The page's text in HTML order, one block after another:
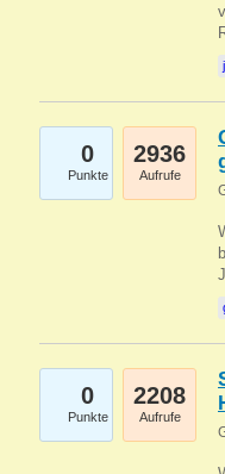
0
Punkte
2936
Aufrufe
0
Punkte
2208
Aufrufe